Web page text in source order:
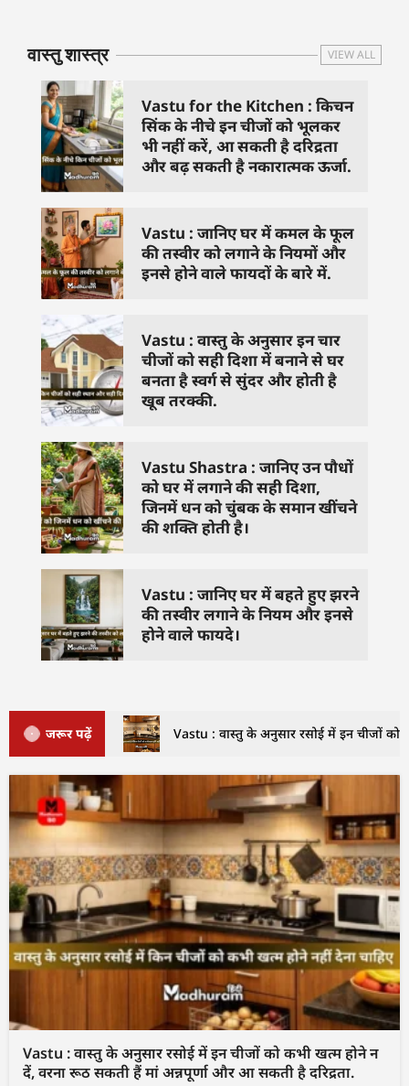
वास्तु शास्त्र VIEW ALL
Vastu for the Kitchen : किचन
सिंक के नीचे इन चीजों को भूलकर
भी नहीं करें, आ सकती है दरिद्रता
और बढ़ सकती है नकारात्मक ऊर्जा.
Vastu : जानिए घर में कमल के फूल
की तस्वीर को लगाने के नियमों और
इनसे होने वाले फायदों के बारे में.
Vastu : वास्तु के अनुसार इन चार
चीजों को सही दिशा में बनाने से घर
बनता है स्वर्ग से सुंदर और होती है
खूब तरक्की.
Vastu Shastra : जानिए उन पौधों
को घर में लगाने की सही दिशा,
जिनमें धन को चुंबक के समान खींचने
की शक्ति होती है।
Vastu : जानिए घर में बहते हुए झरने
की तस्वीर लगाने के नियम और इनसे
होने वाले फायदे।
जरूर पढ़ें Vastu : वास्तु के अनुसार रसोई में इन चीजों को
Vastu : वास्तु के अनुसार रसोई में इन चीजों को कभी खत्म होने न
दें, वरना रूठ सकती हैं मां अन्नपूर्णा और आ सकती है दरिद्रता.